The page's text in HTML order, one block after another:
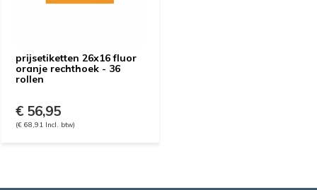
prijsetiketten 26x16 fluor
oranje rechthoek - 36
rollen
€ 56,95
(€ 68,91 Incl. btw)